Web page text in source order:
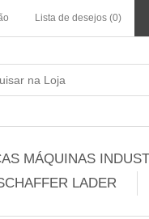
Lista de desejos (0)
MÁQUINAS
LADER